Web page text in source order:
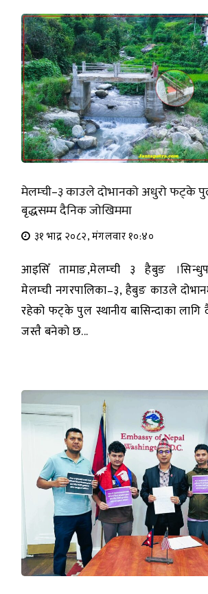
मेलम्ची–३ काउले दोभानको अधुरो फट्के पुल
बृद्धसम्म दैनिक जोखिममा
३१ भाद्र २०८२, मंगलवार १०:४०
आइसिँ तामाङ,मेलम्ची ३ हैबुङ
मेलम्ची नगरपालिका–३, हैबुङ काउले
रहेको फट्के पुल स्थानीय बासिन्दाका लागि
जस्तै बनेको छ...